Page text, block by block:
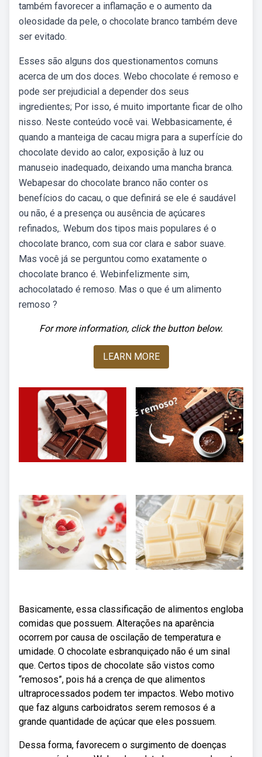
também favorecer a inflamação e o aumento da
oleosidade da pele, o chocolate branco também deve
ser evitado.
Esses são alguns dos questionamentos comuns
acerca de um dos doces. Webo chocolate é remoso e
pode ser prejudicial a depender dos seus
ingredientes; Por isso, é muito importante ficar de olho
nisso. Neste conteúdo você vai. Webbasicamente, é
quando a manteiga de cacau migra para a superfície do
chocolate devido ao calor, exposição à luz ou
manuseio inadequado, deixando uma mancha branca.
Webapesar do chocolate branco não conter os
benefícios do cacau, o que definirá se ele é saudável
ou não, é a presença ou ausência de açúcares
refinados,. Webum dos tipos mais populares é o
chocolate branco, com sua cor clara e sabor suave.
Mas você já se perguntou como exatamente o
chocolate branco é. Webinfelizmente sim,
achocolatado é remoso. Mas o que é um alimento
remoso ?
For more information, click the button below.
LEARN MORE
Basicamente, essa classificação de alimentos engloba
comidas que possuem. Alterações na aparência
ocorrem por causa de oscilação de temperatura e
umidade. O chocolate esbranquiçado não é um sinal
que. Certos tipos de chocolate são vistos como
“remosos”, pois há a crença de que alimentos
ultraprocessados podem ter impactos. Webo motivo
que faz alguns carboidratos serem remosos é a
grande quantidade de açúcar que eles possuem.
Dessa forma, favorecem o surgimento de doenças